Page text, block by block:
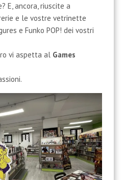
E, ancora, riuscite a
e le vostre vetrinette
e Funko POP! dei vostri
vi aspetta al Games